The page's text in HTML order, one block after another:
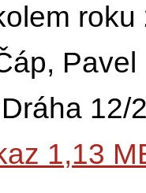
roku
Pavel
12/
1,13